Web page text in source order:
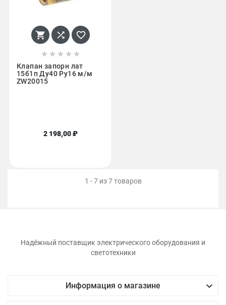
  
    
Клапан запорн лат
15б1п Ду40 Ру16 м/м
ZW20015
2 198,00 ₽
1 - 7 из 7 товаров
Надёжный поставщик электрического оборудования и
светотехники
Информация о магазине 